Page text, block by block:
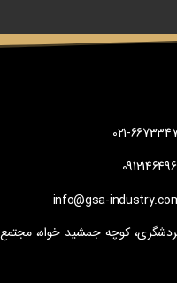
021-
info@gsa-
کوچه جمشید خواه،